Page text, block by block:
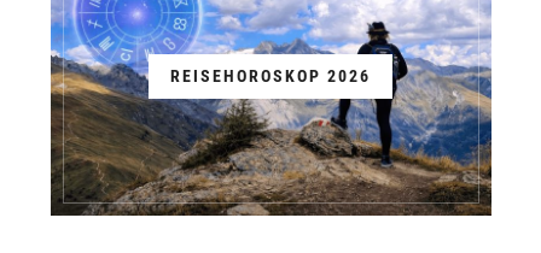
REISEHOROSKOP 2026